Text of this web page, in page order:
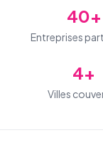
40+
Entreprises
4+
Villes